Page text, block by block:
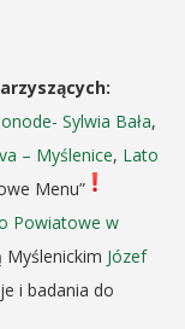
Sylwia Bała,
– Myślenice, Lato
Menu”
Powiatowe w
Myślenickim Józef
i badania do